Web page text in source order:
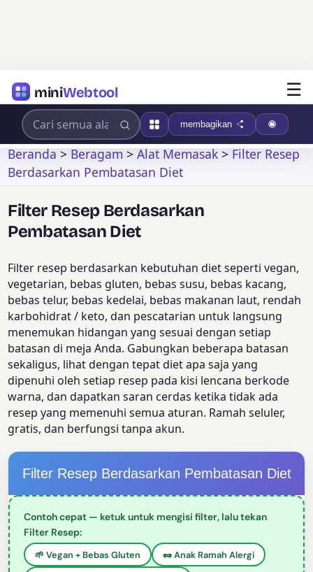
miniWebtool ☰
membagikan
Beranda>Beragam>Alat Memasak>Filter Resep
Berdasarkan Pembatasan Diet
Filter Resep Berdasarkan
Pembatasan Diet
Filter resep berdasarkan kebutuhan diet seperti vegan,
vegetarian, bebas gluten, bebas susu, bebas kacang,
bebas telur, bebas kedelai, bebas makanan laut, rendah
karbohidrat / keto, dan pescatarian untuk langsung
menemukan hidangan yang sesuai dengan setiap
batasan di meja Anda. Gabungkan beberapa batasan
sekaligus, lihat dengan tepat diet apa saja yang
dipenuhi oleh setiap resep pada kisi lencana berkode
warna, dan dapatkan saran cerdas ketika tidak ada
resep yang memenuhi semua aturan. Ramah seluler,
gratis, dan berfungsi tanpa akun.
Filter Resep Berdasarkan Pembatasan Diet
Contoh cepat — ketuk untuk mengisi filter, lalu tekan
Filter Resep:
🌱 Vegan + Bebas Gluten 🥜 Anak Ramah Alergi